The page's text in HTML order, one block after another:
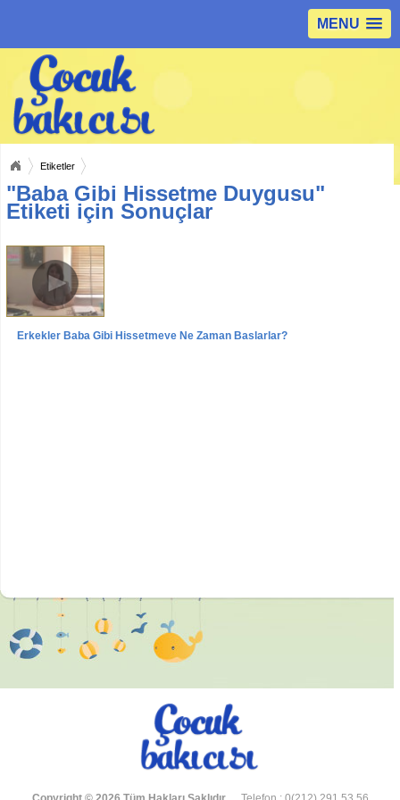
MENU
Etiketler
"Baba Gibi Hissetme Duygusu"
Etiketi için Sonuçlar
Erkekler Baba Gibi Hissetmeye Ne Zaman Başlarlar?